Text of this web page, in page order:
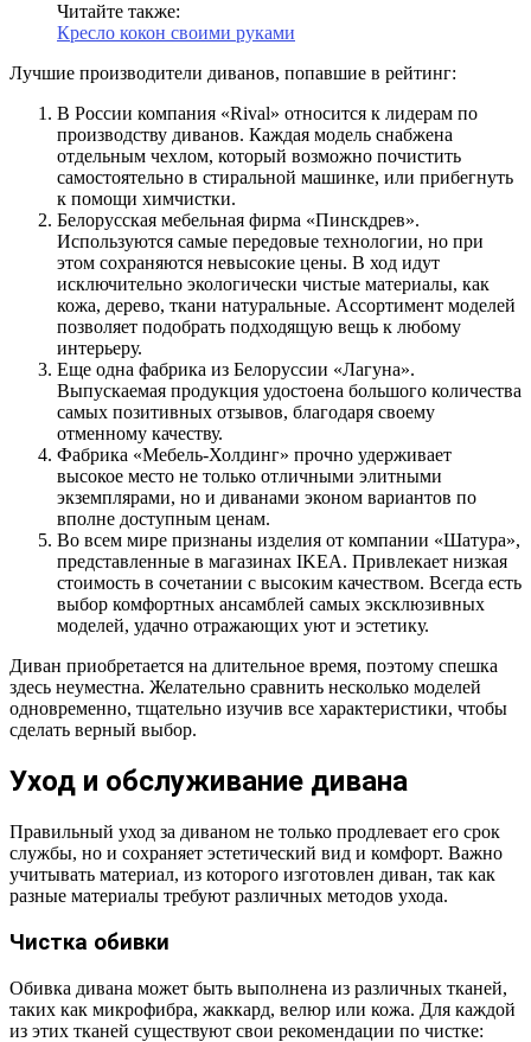
Читайте также:
Кресло кокон своими руками
Лучшие производители диванов, попавшие в рейтинг:
В России компания «Rival» относится к лидерам по
производству диванов. Каждая модель снабжена
отдельным чехлом, который возможно почистить
самостоятельно в стиральной машинке, или прибегнуть
к помощи химчистки.
Белорусская мебельная фирма «Пинскдрев».
Используются самые передовые технологии, но при
этом сохраняются невысокие цены. В ход идут
исключительно экологически чистые материалы, как
кожа, дерево, ткани натуральные. Ассортимент моделей
позволяет подобрать подходящую вещь к любому
интерьеру.
Еще одна фабрика из Белоруссии «Лагуна».
Выпускаемая продукция удостоена большого количества
самых позитивных отзывов, благодаря своему
отменному качеству.
Фабрика «Мебель-Холдинг» прочно удерживает
высокое место не только отличными элитными
экземплярами, но и диванами эконом вариантов по
вполне доступным ценам.
Во всем мире признаны изделия от компании «Шатура»,
представленные в магазинах IKEA. Привлекает низкая
стоимость в сочетании с высоким качеством. Всегда есть
выбор комфортных ансамблей самых эксклюзивных
моделей, удачно отражающих уют и эстетику.
Диван приобретается на длительное время, поэтому спешка
здесь неуместна. Желательно сравнить несколько моделей
одновременно, тщательно изучив все характеристики, чтобы
сделать верный выбор.
Уход и обслуживание дивана
Правильный уход за диваном не только продлевает его срок
службы, но и сохраняет эстетический вид и комфорт. Важно
учитывать материал, из которого изготовлен диван, так как
разные материалы требуют различных методов ухода.
Чистка обивки
Обивка дивана может быть выполнена из различных тканей,
таких как микрофибра, жаккард, велюр или кожа. Для каждой
из этих тканей существуют свои рекомендации по чистке: